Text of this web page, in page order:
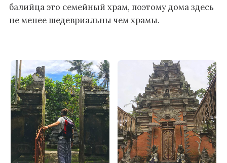
балийца это семейный храм, поэтому дома здесь
не менее шедевриальны чем храмы.